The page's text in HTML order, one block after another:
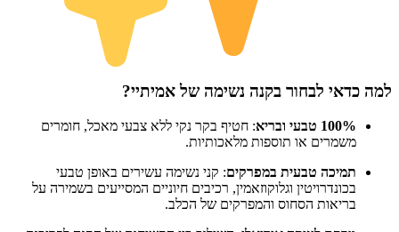
למה כדאי לבחור בקנה נשימה של אמיתיי?
100% טבעי ובריא
: חטיף בקר נקי ללא צבעי מאכל, חומרים
משמרים או תוספות מלאכותיות.
תמיכה טבעית במפרקים: קני נשימה עשירים באופן טבעי
בכונדרויטין וגלוקוזאמין, רכיבים חיוניים המסייעים בשמירה על
בריאות הסחוס והמפרקים של הכלב.